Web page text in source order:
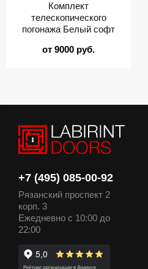
Комплект
телескопического
погонажа Белый софт
от 9000 руб.
+7 (495) 085-00-92
Рязанский проспект 2
корп. 3
Ежедневно с 10:00 до
22:00